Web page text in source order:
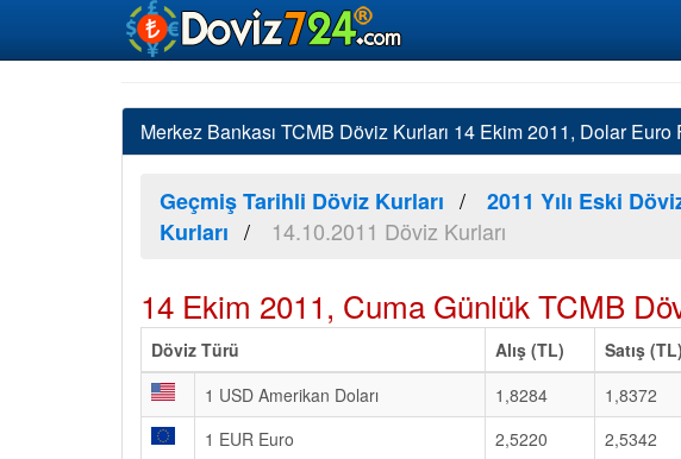
Merkez Bankası TCMB Döviz Kurları 14 Ekim 2011, Dolar Euro
Geçmiş Tarihli Döviz Kurları 2011 Yılı Eski
Kurları
14.10.2011 Döviz Kurları
14 Ekim 2011, Cuma Günlük TCMB
Döviz Türü Alış (TL) Satış (TL)
1 USD Amerikan Doları
1,8284 1,8372
1 EUR Euro
2,5220 2,5342